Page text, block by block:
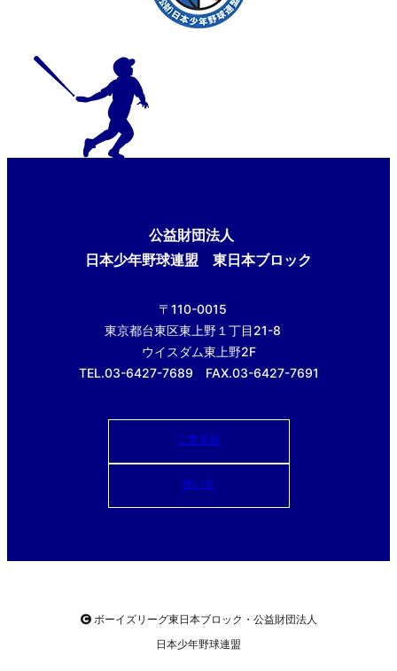
公益財団法人
日本少年野球連盟 東日本ブロック
〒110-0015
東京都台東区東上野１丁目21-8
ウイスダム東上野2F
TEL.03-6427-7689 FAX.03-6427-7691
ご意見箱
使い方
ボーイズリーグ東日本ブロック・公益財団法人
日本少年野球連盟